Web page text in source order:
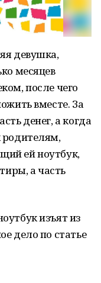
девушка,
месяцев
после чего
вместе. За
денег, а когда
родителям,
ей ноутбук,
а часть
изъят из
дело по статье